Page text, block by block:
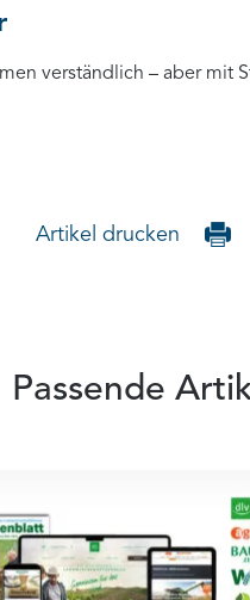
verständlich – aber mit
Artikel drucken
Passende